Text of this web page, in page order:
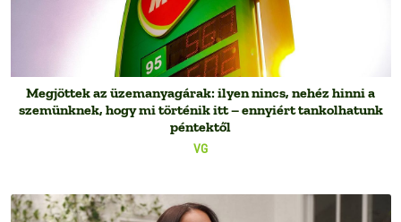
VG
Megjöttek az üzemanyagárak: ilyen nincs, nehéz hinni a
szemünknek, hogy mi történik itt – ennyiért tankolhatunk
péntektől